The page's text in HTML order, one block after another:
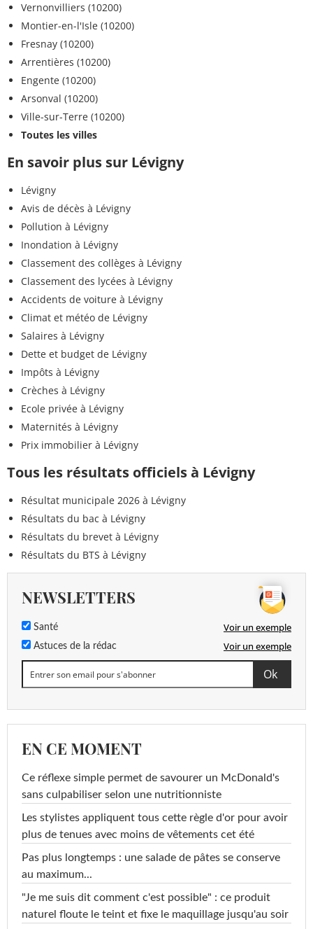
Vernonvilliers (10200)
Montier-en-l'Isle (10200)
Fresnay (10200)
Arrentières (10200)
Engente (10200)
Arsonval (10200)
Ville-sur-Terre (10200)
Toutes les villes
En savoir plus sur Lévigny
Lévigny
Avis de décès à Lévigny
Pollution à Lévigny
Inondation à Lévigny
Classement des collèges à Lévigny
Classement des lycées à Lévigny
Accidents de voiture à Lévigny
Climat et météo de Lévigny
Salaires à Lévigny
Dette et budget de Lévigny
Impôts à Lévigny
Crèches à Lévigny
Ecole privée à Lévigny
Maternités à Lévigny
Prix immobilier à Lévigny
Tous les résultats officiels à Lévigny
Résultat municipale 2026 à Lévigny
Résultats du bac à Lévigny
Résultats du brevet à Lévigny
Résultats du BTS à Lévigny
NEWSLETTERS
Santé Voir un exemple
Astuces de la rédac Voir un exemple
EN CE MOMENT
Ce réflexe simple permet de savourer un McDonald's
sans culpabiliser selon une nutritionniste
Les stylistes appliquent tous cette règle d'or pour avoir
plus de tenues avec moins de vêtements cet été
Pas plus longtemps : une salade de pâtes se conserve
au maximum...
"Je me suis dit comment c'est possible" : ce produit
naturel floute le teint et fixe le maquillage jusqu'au soir